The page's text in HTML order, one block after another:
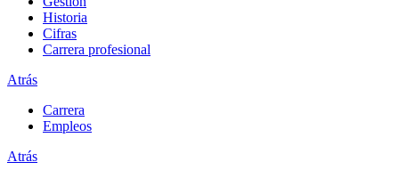
Historia
Cifras
Carrera profesional
Atrás
Carrera
Empleos
Atrás